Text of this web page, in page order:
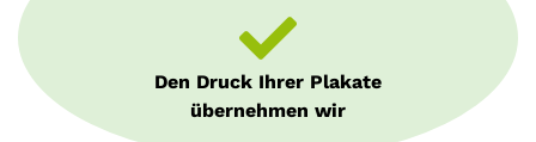
Den Druck Ihrer Plakate
übernehmen wir